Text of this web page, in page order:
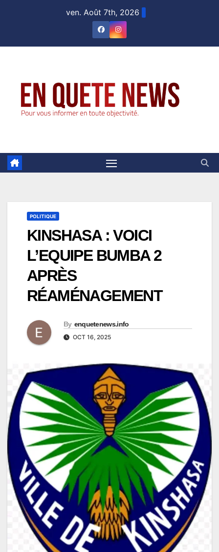
ven. Août 7th, 2026
POLITIQUE
KINSHASA : VOICI
L’EQUIPE BUMBA 2
APRÈS
RÉAMÉNAGEMENT
By enquetenews.info
OCT 16, 2025